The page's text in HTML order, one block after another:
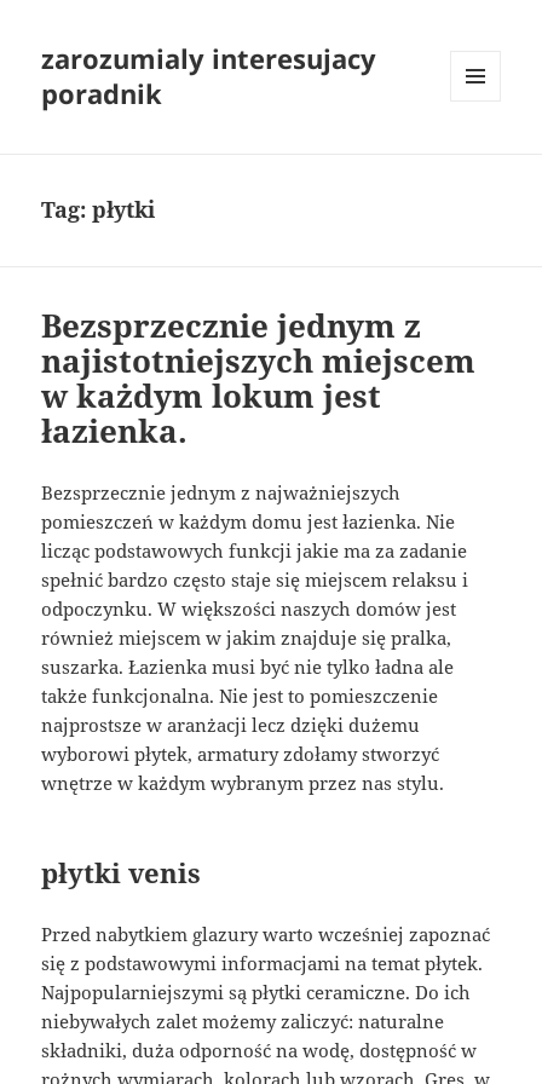
zarozumialy interesujacy
poradnik
Tag:płytki
Bezsprzecznie jednym z
najistotniejszych miejscem
w każdym lokum jest
łazienka.
Bezsprzecznie jednym z najważniejszych
pomieszczeń w każdym domu jest łazienka. Nie
licząc podstawowych funkcji jakie ma za zadanie
spełnić bardzo często staje się miejscem relaksu i
odpoczynku. W większości naszych domów jest
również miejscem w jakim znajduje się pralka,
suszarka. Łazienka musi być nie tylko ładna ale
także funkcjonalna. Nie jest to pomieszczenie
najprostsze w aranżacji lecz dzięki dużemu
wyborowi płytek, armatury zdołamy stworzyć
wnętrze w każdym wybranym przez nas stylu.
płytki venis
Przed nabytkiem glazury warto wcześniej zapoznać
się z podstawowymi informacjami na temat płytek.
Najpopularniejszymi są płytki ceramiczne. Do ich
niebywałych zalet możemy zaliczyć: naturalne
składniki, duża odporność na wodę, dostępność w